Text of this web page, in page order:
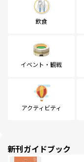
飲食
イベント・観戦
アクティビティ
新刊ガイドブック